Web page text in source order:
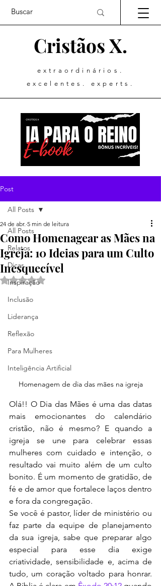
Cristãos X.
extraordinários.
excelentes. experts.
Post
All Posts
Relatos
Dicas
Inspiração
Inclusão
Liderança
Reflexão
Para Mulheres
Inteligência Artificial
All Posts
Como Homenagear as Mães na
Igreja: 10 Ideias para um Culto
Inesquecível
24 de abr. 5 min de leitura
Avaliado com NaN de 5 estrelas.
Homenagem de dia das mães na igreja
Olá!! O Dia das Mães é uma das datas
mais emocionantes do calendário
cristão, não é mesmo? E quando a
igreja se une para celebrar essas
mulheres com cuidado e intenção, o
resultado vai muito além de um culto
bonito. É um momento de gratidão, de
fé e de amor que fortalece laços dentro
e fora da congregação.
Se você é pastor, líder de ministério ou
faz parte da equipe de planejamento
da sua igreja, sabe que preparar algo
especial para esse dia exige
criatividade, sensibilidade e, acima de
tudo, um coração voltado para honrar.